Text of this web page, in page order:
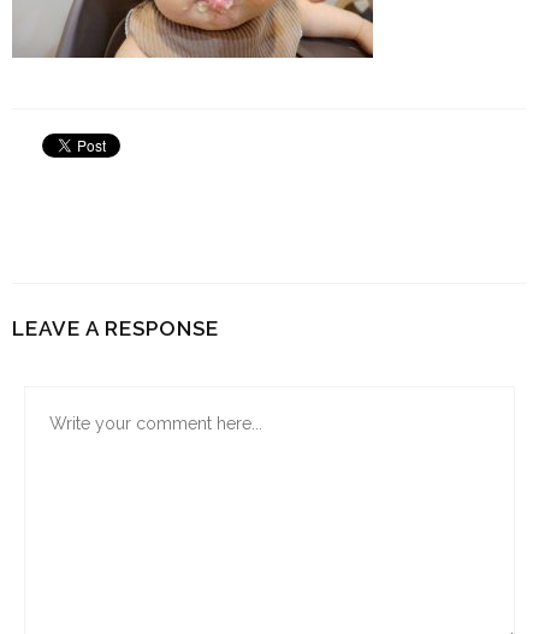
LEAVE A RESPONSE